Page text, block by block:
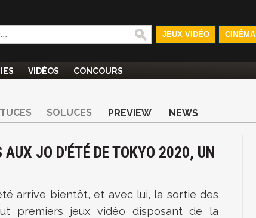
JEUX VIDÉO CINÉMA
VIDÉOS CONCOURS
SOLUCES PREVIEW NEWS
JO D'ÉTÉ DE TOKYO 2020, UN
arrive bientôt, et avec lui, la sortie des
premiers jeux vidéo disposant de la